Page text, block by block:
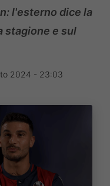
l'esterno dice la
stagione e sul
2024 - 23:03